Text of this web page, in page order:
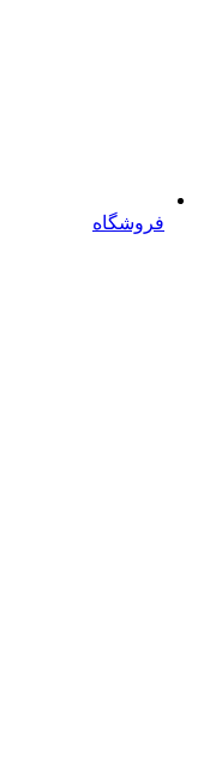
فروشگاه